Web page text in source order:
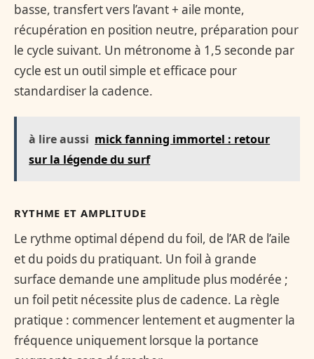
basse, transfert vers l’avant + aile monte,
récupération en position neutre, préparation pour
le cycle suivant. Un métronome à 1,5 seconde par
cycle est un outil simple et efficace pour
standardiser la cadence.
à lire aussi mick fanning immortel : retour
sur la légende du surf
RYTHME ET AMPLITUDE
Le rythme optimal dépend du foil, de l’AR de l’aile
et du poids du pratiquant. Un foil à grande
surface demande une amplitude plus modérée ;
un foil petit nécessite plus de cadence. La règle
pratique : commencer lentement et augmenter la
fréquence uniquement lorsque la portance